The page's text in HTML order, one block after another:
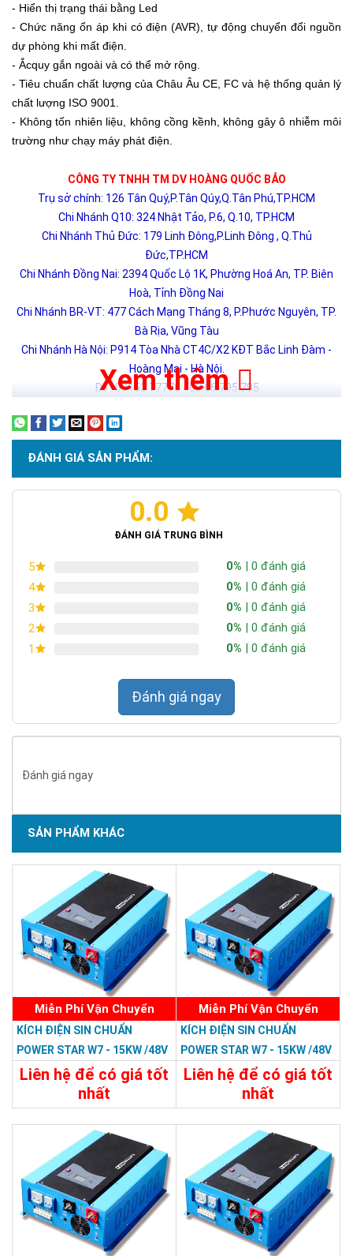
- Hiển thị trạng thái bằng Led
- Chức năng ổn áp khi có điện (AVR), tự động chuyển đổi nguồn
dự phòng khi mất điện.
- Ắcquy gắn ngoài và có thể mở rộng.
- Tiêu chuẩn chất lượng của Châu Âu CE, FC và hệ thống quản lý
chất lượng ISO 9001.
- Không tốn nhiên liệu, không cồng kềnh, không gây ô nhiễm môi
trường như chạy máy phát điện.
CÔNG TY TNHH TM DV HOÀNG QUỐC BẢO
Trụ sở chính: 126 Tân Quý,P.Tân Qúy,Q.Tân Phú,TP.HCM
Chi Nhánh Q10: 324 Nhật Tảo, P.6, Q.10, TP.HCM
Chi Nhánh Thủ Đức: 179 Linh Đông,P.Linh Đông , Q.Thủ
Đức,TP.HCM
Chi Nhánh Đồng Nai: 2394 Quốc Lộ 1K, Phường Hoá An, TP. Biên
Hoà, Tỉnh Đồng Nai
Chi Nhánh BR-VT: 477 Cách Mạng Tháng 8, P.Phước Nguyên, TP.
Bà Rịa, Vũng Tàu
Chi Nhánh Hà Nội: P914 Tòa Nhà CT4C/X2 KĐT Bắc Linh Đàm -
Hoàng Mai - Hà Nội.
ĐT: 09153 77770 - 08.66.795.795
Xem thêm
ĐÁNH GIÁ SẢN PHẨM:
0.0
ĐÁNH GIÁ TRUNG BÌNH
5 0% | 0 đánh giá
4
0% | 0 đánh giá
3
0% | 0 đánh giá
2
0% | 0 đánh giá
1
0% | 0 đánh giá
Đánh giá ngay
Đánh giá ngay
SẢN PHẨM KHÁC
Miễn Phí Vận Chuyển
KÍCH ĐIỆN SIN CHUẨN
POWER STAR W7 - 15KW /48V
LCD
Liên hệ để có giá tốt
nhất
47.988.000đ
Đặt Mua
Miễn Phí Vận Chuyển
KÍCH ĐIỆN SIN CHUẨN
POWER STAR W7 - 15KW /48V
Liên hệ để có giá tốt
nhất
46.798.800đ
Đặt Mua